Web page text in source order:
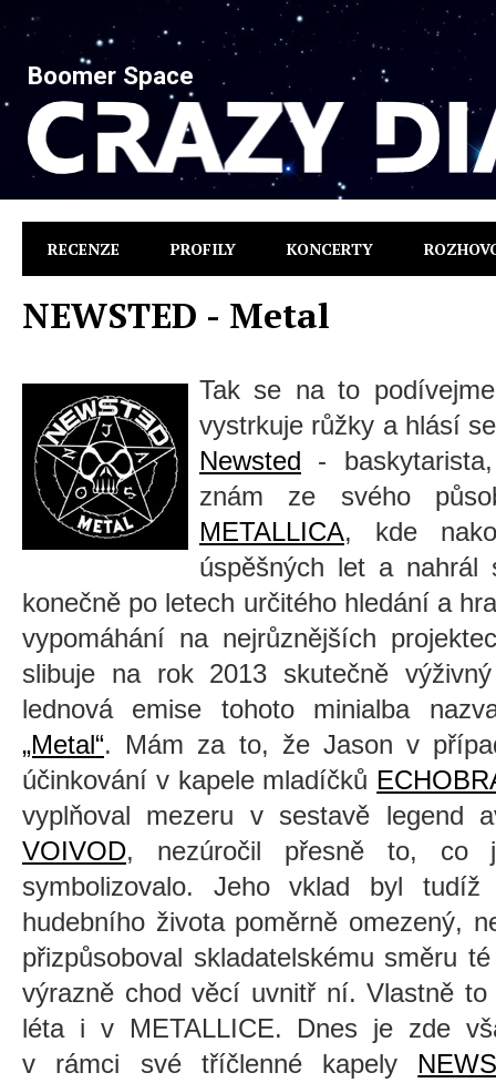
Boomer Space
RECENZE PROFILY KONCERTY
NEWSTED - Metal
Tak se na to
vystrkuje růžky a hlásí
Newsted -
znám
ze svého
METALLICA, kde
úspěšných let a
konečně po letech určitého hledánía
vypomáhání na nejrůznějších
slibuje na rok 2013 skutečně
lednová emise tohoto minialba
„Metal“. Mám za to, že Jason v
účinkování v kapele mladíčků
vyplňoval mezeru v sestavě legend
VOIVOD, nezúročil přesně to, co
symbolizovalo. Jeho vklad byl
hudebního života poměrně omezený,
přizpůsoboval skladatelskému směru
výrazně chod věcí uvnitř ní. Vlastně
léta i v METALLICE. Dnes je zde
v rámci své tříčlenné kapely